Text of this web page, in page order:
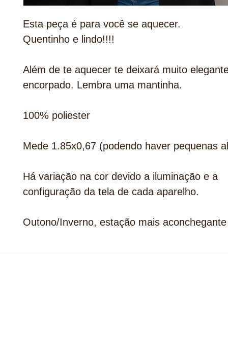
Esta peça é para você se aquecer.
Quentinho e lindo!!!!
Além de te aquecer te deixará muito
encorpado. Lembra uma mantinha.
100% poliester
Mede 1.85x0,67 (podendo haver pequenas
Há variação na cor devido a iluminação e a
configuração da tela de cada aparelho.
Outono/Inverno, estação mais